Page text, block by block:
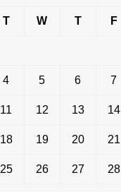
T W T F
4 5 6 7
11 12 13 14
18 19 20 21
25 26 27 28